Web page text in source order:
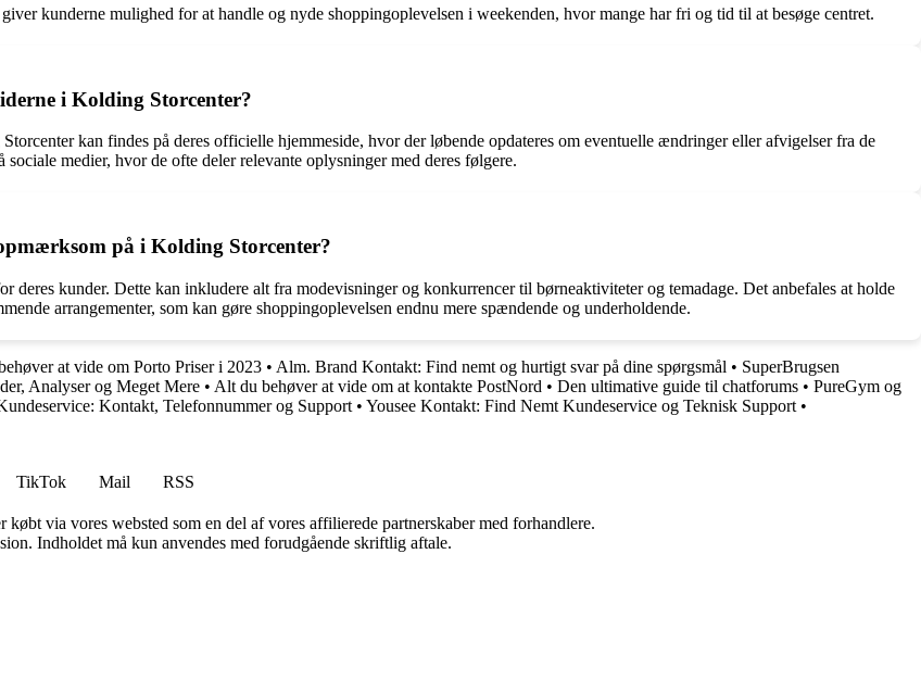
kunderne mulighed for at handle og nyde shoppingoplevelsen i weekenden, hvor mange har fri og tid til at besøge centret.
i Kolding Storcenter?
kan findes på deres officielle hjemmeside, hvor der løbende opdateres om eventuelle ændringer eller afvigelser fra de
medier, hvor de ofte deler relevante oplysninger med deres følgere.
på i Kolding Storcenter?
deres kunder. Dette kan inkludere alt fra modevisninger og konkurrencer til børneaktiviteter og temadage. Det anbefales at holde
arrangementer, som kan gøre shoppingoplevelsen endnu mere spændende og underholdende.
at vide om Porto Priser i 2023 • Alm. Brand Kontakt: Find nemt og hurtigt svar på dine spørgsmål • SuperBrugsen
Analyser og Meget Mere • Alt du behøver at vide om at kontakte PostNord • Den ultimative guide til chatforums • PureGym og
Kontakt, Telefonnummer og Support • Yousee Kontakt: Find Nemt Kundeservice og Teknisk Support •
TikTok Mail
RSS
via vores websted som en del af vores affilierede partnerskaber med forhandlere.
Indholdet må kun anvendes med forudgående skriftlig aftale.